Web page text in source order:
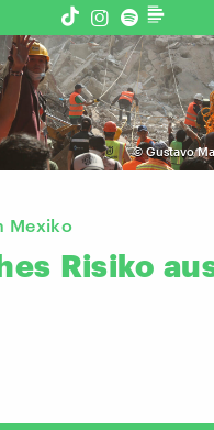
©Gustavo
Mexiko
Risiko